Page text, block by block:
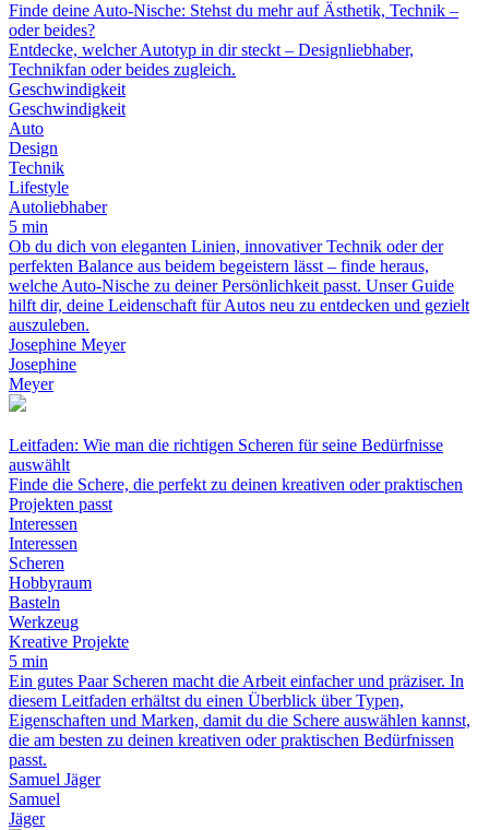
Finde deine Auto-Nische: Stehst du mehr auf Ästhetik, Technik –
oder beides?
Entdecke, welcher Autotyp in dir steckt – Designliebhaber,
Technikfan oder beides zugleich.
Geschwindigkeit
Geschwindigkeit
Auto
Design
Technik
Lifestyle
Autoliebhaber
5 min
Ob du dich von eleganten Linien, innovativer Technik oder der
perfekten Balance aus beidem begeistern lässt – finde heraus,
welche Auto-Nische zu deiner Persönlichkeit passt. Unser Guide
hilft dir, deine Leidenschaft für Autos neu zu entdecken und gezielt
auszuleben.
Josephine Meyer
Josephine
Meyer
Leitfaden: Wie man die richtigen Scheren für seine Bedürfnisse
auswählt
Finde die Schere, die perfekt zu deinen kreativen oder praktischen
Projekten passt
Interessen
Interessen
Scheren
Hobbyraum
Basteln
Werkzeug
Kreative Projekte
5 min
Ein gutes Paar Scheren macht die Arbeit einfacher und präziser. In
diesem Leitfaden erhältst du einen Überblick über Typen,
Eigenschaften und Marken, damit du die Schere auswählen kannst,
die am besten zu deinen kreativen oder praktischen Bedürfnissen
passt.
Samuel Jäger
Samuel
Jäger